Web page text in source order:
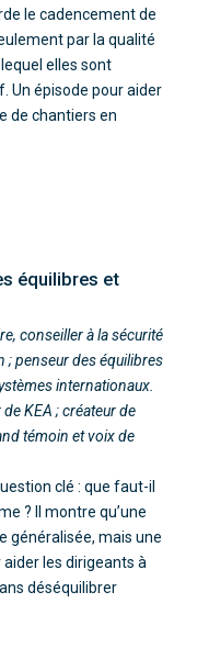
le cadencement de
par la qualité
elles sont
Un épisode pour aider
de chantiers en
équilibres et
conseiller à la sécurité
; penseur des équilibres
internationaux.
KEA ; créateur de
témoin et voix de
clé : que faut-il
? Il montre qu’une
généralisée, mais une
les dirigeants à
déséquilibrer